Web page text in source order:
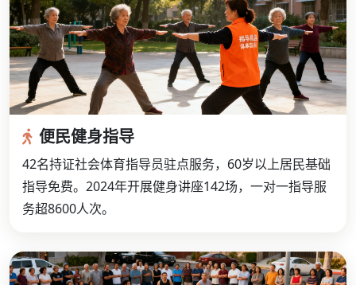
便民健身指导
42名持证社会体育指导员驻点服务，60岁以上居民基础
指导免费。2024年开展健身讲座142场，一对一指导服
务超8600人次。